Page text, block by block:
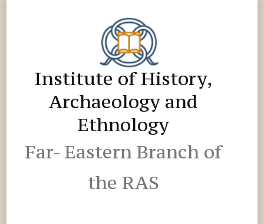
Institute of History,
Archaeology and
Ethnology
Far- Eastern Branch of
the RAS